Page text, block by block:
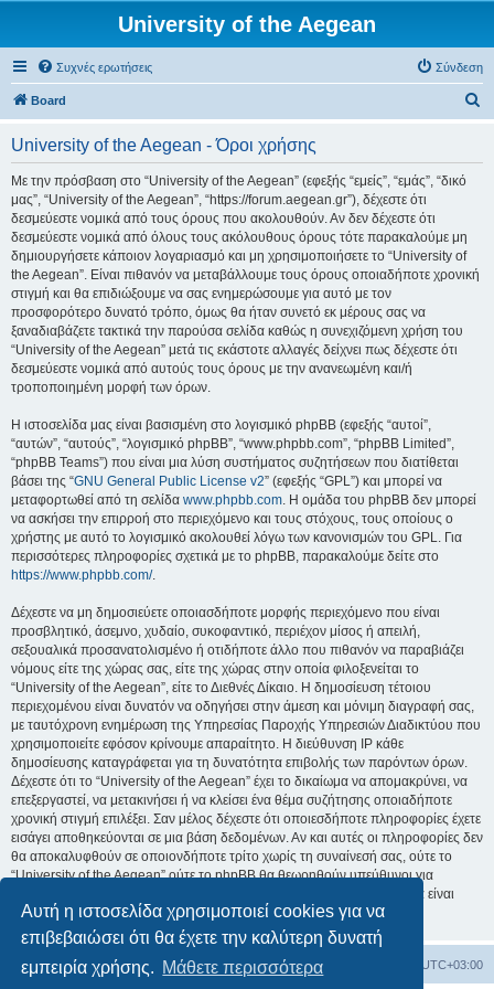
Αυτή η ιστοσελίδα χρησιμοποιεί cookies για να
επιβεβαιώσει ότι θα έχετε την καλύτερη δυνατή
εμπειρία χρήσης. Μάθετε περισσότερα
University of the Aegean
Συχνές ερωτήσεις Σύνδεση
Board
University of the Aegean - Όροι χρήσης
Με την πρόσβαση στο “University of the Aegean” (εφεξής “εμείς”, “εμάς”, “δικό
μας”, “University of the Aegean”, “https://forum.aegean.gr”), δέχεστε ότι
δεσμεύεστε νομικά από τους όρους που ακολουθούν. Αν δεν δέχεστε ότι
δεσμεύεστε νομικά από όλους τους ακόλουθους όρους τότε παρακαλούμε μη
δημιουργήσετε κάποιον λογαριασμό και μη χρησιμοποιήσετε το “University of
the Aegean”. Είναι πιθανόν να μεταβάλλουμε τους όρους οποιαδήποτε χρονική
στιγμή και θα επιδιώξουμε να σας ενημερώσουμε για αυτό με τον
προσφορότερο δυνατό τρόπο, όμως θα ήταν συνετό εκ μέρους σας να
ξαναδιαβάζετε τακτικά την παρούσα σελίδα καθώς η συνεχιζόμενη χρήση του
“University of the Aegean” μετά τις εκάστοτε αλλαγές δείχνει πως δέχεστε ότι
δεσμεύεστε νομικά από αυτούς τους όρους με την ανανεωμένη και/ή
τροποποιημένη μορφή των όρων.
Η ιστοσελίδα μας είναι βασισμένη στο λογισμικό phpBB (εφεξής “αυτοί”,
“αυτών”, “αυτούς”, “λογισμικό phpBB”, “www.phpbb.com”, “phpBB Limited”,
“phpBB Teams”) που είναι μια λύση συστήματος συζητήσεων που διατίθεται
βάσει της “GNU General Public License v2” (εφεξής “GPL”) και μπορεί να
μεταφορτωθεί από τη σελίδα www.phpbb.com. Η ομάδα του phpBB δεν μπορεί
να ασκήσει την επιρροή στο περιεχόμενο και τους στόχους, τους οποίους ο
χρήστης με αυτό το λογισμικό ακολουθεί λόγω των κανονισμών του GPL. Για
περισσότερες πληροφορίες σχετικά με το phpBB, παρακαλούμε δείτε στο
https://www.phpbb.com/.
Δέχεστε να μη δημοσιεύετε οποιασδήποτε μορφής περιεχόμενο που είναι
προσβλητικό, άσεμνο, χυδαίο, συκοφαντικό, περιέχον μίσος ή απειλή,
σεξουαλικά προσανατολισμένο ή οτιδήποτε άλλο που πιθανόν να παραβιάζει
νόμους είτε της χώρας σας, είτε της χώρας στην οποία φιλοξενείται το
“University of the Aegean”, είτε το Διεθνές Δίκαιο. Η δημοσίευση τέτοιου
περιεχομένου είναι δυνατόν να οδηγήσει στην άμεση και μόνιμη διαγραφή σας,
με ταυτόχρονη ενημέρωση της Υπηρεσίας Παροχής Υπηρεσιών Διαδικτύου που
χρησιμοποιείτε εφόσον κρίνουμε απαραίτητο. Η διεύθυνση IP κάθε
δημοσίευσης καταγράφεται για τη δυνατότητα επιβολής των παρόντων όρων.
Δέχεστε ότι το “University of the Aegean” έχει το δικαίωμα να απομακρύνει, να
επεξεργαστεί, να μετακινήσει ή να κλείσει ένα θέμα συζήτησης οποιαδήποτε
χρονική στιγμή επιλέξει. Σαν μέλος δέχεστε ότι οποιεσδήποτε πληροφορίες έχετε
εισάγει αποθηκεύονται σε μια βάση δεδομένων. Αν και αυτές οι πληροφορίες δεν
θα αποκαλυφθούν σε οποιονδήποτε τρίτο χωρίς τη συναίνεσή σας, ούτε το
“University of the Aegean” ούτε το phpBB θα θεωρηθούν υπεύθυνοι για
οποιαδήποτε απόπειρα ηλεκτρονικής εισβολής ή παραβίασης η οποία είναι
δυνατόν να οδηγήσει σε απώλεια αυτών των δεδομένων.
Board Όλοι οι χρόνοι είναι UTC+03:00
Διαγραφή cookies